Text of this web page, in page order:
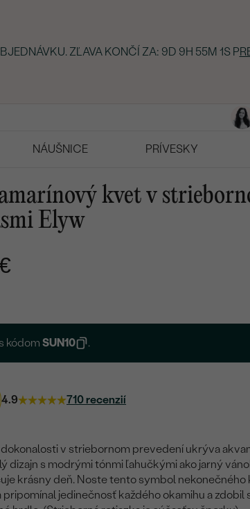
ZĽAVA KONČÍ ZA: 9D 9H 55M 0S P
NÁUŠNICE PRÍVESKY
kvet v
Elyw
s kódomSUN10 .
4.9 710 recenzií
v striebornom prevedení ukrýva
dizajn s modrými tónmi ľahučkými ako jarný
krásny deň. Noste tento symbol nekonečného
pripomínal jedinečnosť každého okamihu a